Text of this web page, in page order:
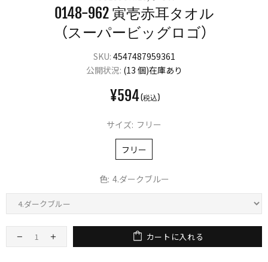
0148-962 寅壱赤耳タオル​
（スーパービッグロゴ）
SKU: 4547487959361
公開状況: (13 個)在庫あり
¥594
サイズ: フリー
フリー
色: 4.ダークブルー
カートに入れる